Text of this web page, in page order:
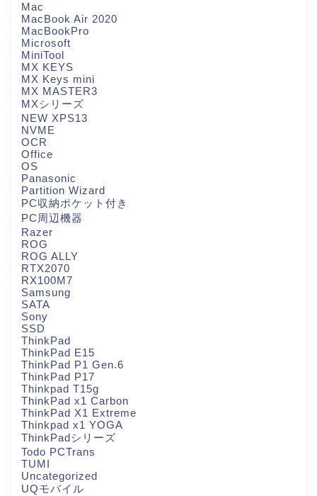
Mac
MacBook Air 2020
MacBookPro
Microsoft
MiniTool
MX KEYS
MX Keys mini
MX MASTER3
MXシリーズ
NEW XPS13
NVME
OCR
Office
OS
Panasonic
Partition Wizard
PC収納ポケット付き
PC周辺機器
Razer
ROG
ROG ALLY
RTX2070
RX100M7
Samsung
SATA
Sony
SSD
ThinkPad
ThinkPad E15
ThinkPad P1 Gen.6
ThinkPad P17
Thinkpad T15g
ThinkPad x1 Carbon
ThinkPad X1 Extreme
Thinkpad x1 YOGA
ThinkPadシリーズ
Todo PCTrans
TUMI
Uncategorized
UQモバイル